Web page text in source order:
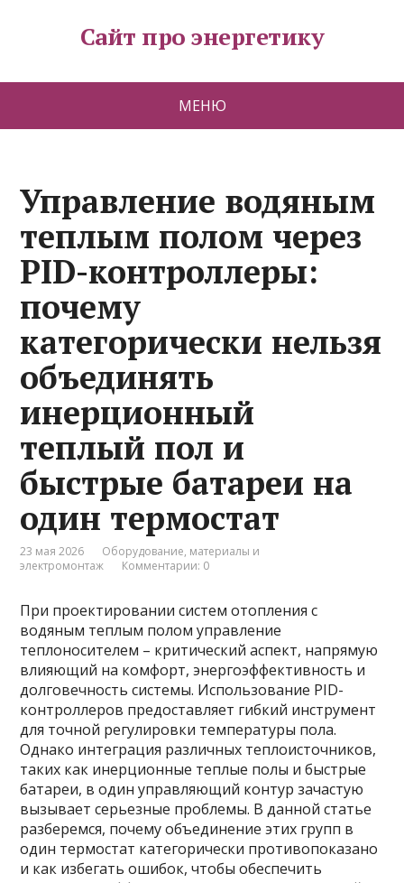
Сайт про энергетику
МЕНЮ
Управление водяным
теплым полом через
PID-контроллеры:
почему
категорически нельзя
объединять
инерционный
теплый пол и
быстрые батареи на
один термостат
23 мая 2026
Оборудование, материалы и
электромонтаж
Комментарии: 0
При проектировании систем отопления с
водяным теплым полом управление
теплоносителем – критический аспект, напрямую
влияющий на комфорт, энергоэффективность и
долговечность системы. Использование PID-
контроллеров предоставляет гибкий инструмент
для точной регулировки температуры пола.
Однако интеграция различных теплоисточников,
таких как инерционные теплые полы и быстрые
батареи, в один управляющий контур зачастую
вызывает серьезные проблемы. В данной статье
разберемся, почему объединение этих групп в
один термостат категорически противопоказано
и как избегать ошибок, чтобы обеспечить